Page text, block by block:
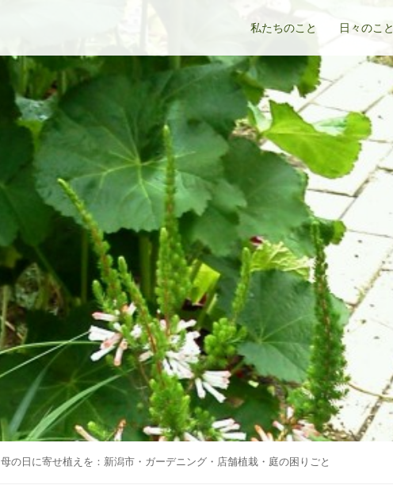
私たちのこと 日々のこと
母の日に寄せ植えを：新潟市・ガーデニング・店舗植栽・庭の困りごと